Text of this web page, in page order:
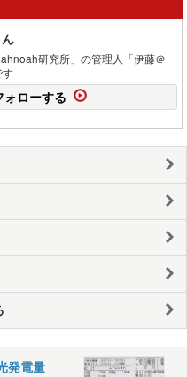
研究所」の管理人「伊藤＠
す
ォローする
発電量